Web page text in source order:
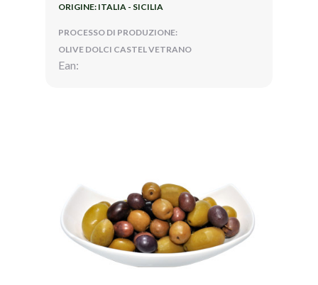
ORIGINE: ITALIA - SICILIA
PROCESSO DI PRODUZIONE:
OLIVE DOLCI CASTEL VETRANO
Ean: